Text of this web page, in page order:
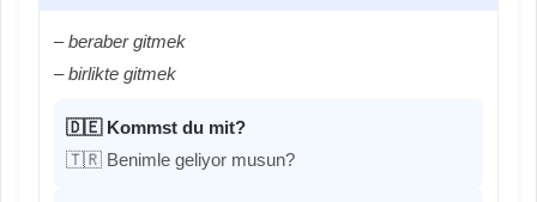
– beraber gitmek
– birlikte gitmek
🇩🇪 Kommst du mit?
🇹🇷 Benimle geliyor musun?